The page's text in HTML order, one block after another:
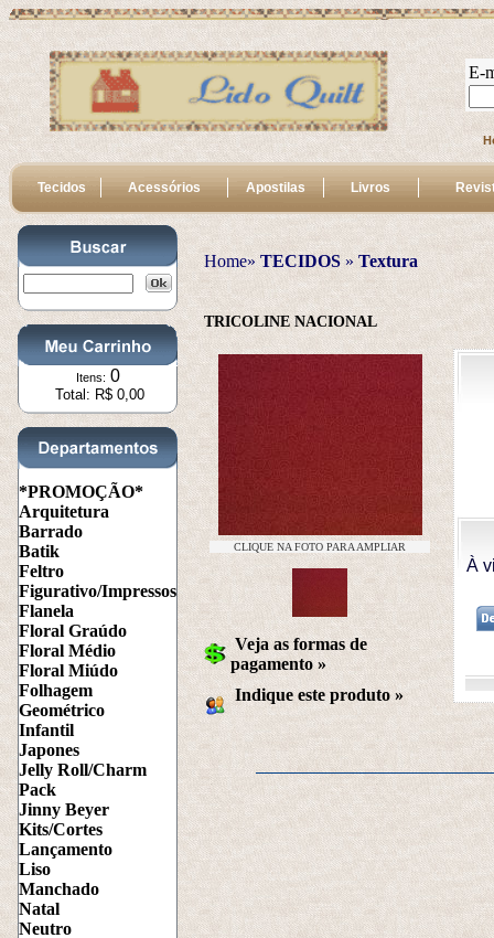
E-
Tecidos Acessórios Apostilas Livros
Itens: 0
Total: R$ 0,00
*PROMOÇÃO*
Arquitetura
Barrado
Batik
Feltro
Figurativo/Impressos
Flanela
Floral Graúdo
Floral Médio
Floral Miúdo
Folhagem
Geométrico
Infantil
Japones
Jelly Roll/Charm
Pack
Jinny Beyer
Kits/Cortes
Lançamento
Liso
Manchado
Natal
Neutro
Home»TECIDOS » Textura
TRICOLINE NACIONAL
CLIQUE NA FOTO PARA AMPLIAR
À
Veja as formas de
pagamento »
Indique este produto »